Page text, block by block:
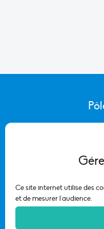
Ce site internet utilise des
et de mesurer l'audience.